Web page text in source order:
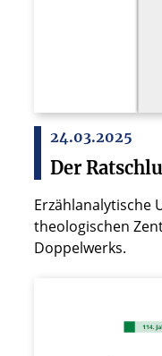
24.03.2025
Der
Erzählanalytische
theologischen
Doppelwerks.